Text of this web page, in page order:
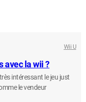
Wii U
avec la wii ?
intéressant le jeu just
le vendeur